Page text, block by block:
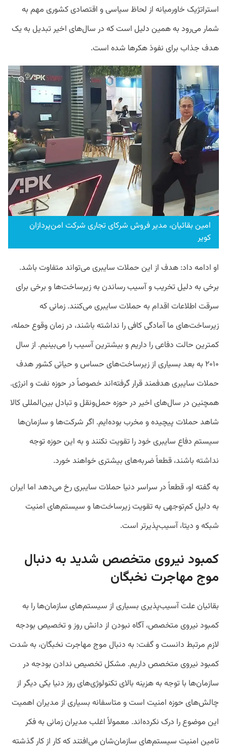
استراتژیک خاورمیانه از لحاظ سیاسی و اقتصادی کشوری مهم به
شمار می‌رود به همین دلیل است که در سال‌های اخیر تبدیل به یک
هدف جذاب برای نفوذ هکرها شده است.
امین بقائیان، مدیر فروش شرکای تجاری شرکت امن‌پردازان
کویر
او ادامه داد: هدف از این حملات سایبری می‌تواند متفاوت باشد.
برخی به دلیل تخریب و آسیب رساندن به زیرساخت‌ها و برخی برای
سرقت اطلاعات اقدام به حملات سایبری می‌کنند. زمانی که
زیرساخت‌های ما آمادگی کافی را نداشته باشند، در زمان وقوع حمله،
کمترین حالت دفاعی را داریم و بیشترین آسیب را می‌بینیم. از سال
۲۰۱۰ به بعد بسیاری از زیرساخت‌های حساس و حیاتی کشور هدف
حملات سایبری هدفمند قرار گرفته‌اند خصوصاً در حوزه نفت و انرژی.
همچنین در سال‌های اخیر در حوزه حمل‌ونقل و تبادل بین‌المللی کالا
شاهد حملات پیچیده و مخرب بوده‌ایم. اگر شرکت‌ها و سازمان‌ها
سیستم دفاع سایبری خود را تقویت نکنند و به این حوزه توجه
نداشته باشند، قطعاً ضربه‌های بیشتری خواهند خورد.
به گفته او، قطعاً در سراسر دنیا حملات سایبری رخ می‌دهد اما ایران
به دلیل کم‌توجهی به تقویت زیرساخت‌ها و سیستم‌های امنیت
شبکه و دیتا، آسیب‌پذیرتر است.
کمبود نیروی متخصص شدید به دنبال
موج مهاجرت نخبگان
بقائیان علت آسیب‌پذیری بسیاری از سیستم‌های سازمان‌ها را به
کمبود نیروی متخصص، آگاه نبودن از دانش روز و تخصیص بودجه
لازم مرتبط دانست و گفت: به دنبال موج مهاجرت نخبگان، به شدت
کمبود نیروی متخصص داریم. مشکل تخصیص ندادن بودجه در
سازمان‌ها با توجه به هزینه بالای تکنولوژی‌های روز دنیا یکی دیگر از
چالش‌های حوزه امنیت است و متاسفانه بسیاری از مدیران اهمیت
این موضوع را درک نکرده‌اند. معمولاً اغلب مدیران زمانی به فکر
تامین امنیت سیستم‌های سازمان‌شان می‌افتند که کار از کار گذشته